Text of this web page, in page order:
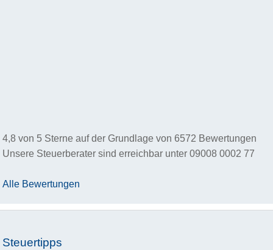
4,8 von 5 Sterne auf der Grundlage von 6572 Bewertungen
Unsere Steuerberater sind erreichbar unter 09008 0002 77
Alle Bewertungen
Steuertipps